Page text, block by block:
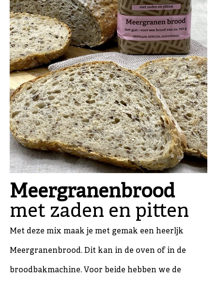
Meergranenbrood
met zaden en pitten
Met deze mix maak je met gemak een heerljk
Meergranenbrood. Dit kan in de oven of in de
broodbakmachine. Voor beide hebben we de